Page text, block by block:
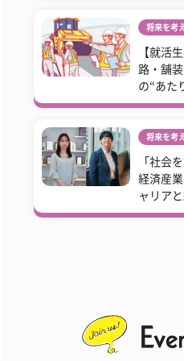
将来を考
【就活
路・舗
の“あた
将来を考
「社会
経済産
ャリア